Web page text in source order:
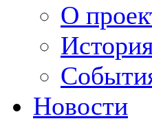
О
Новости